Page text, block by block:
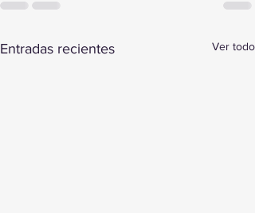
Entradas recientes Ver todo